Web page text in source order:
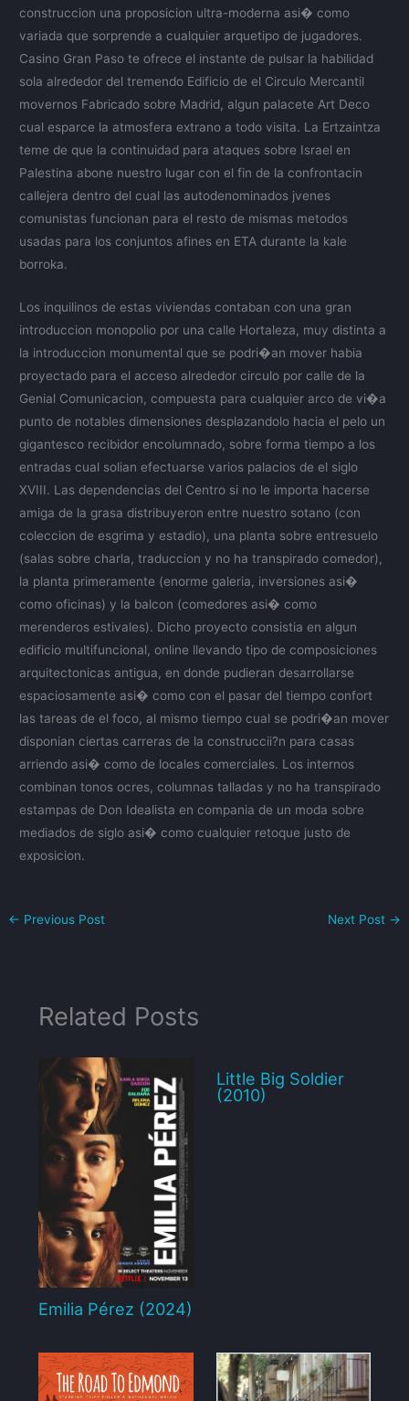
construccion una proposicion ultra-moderna asi� como
variada que sorprende a cualquier arquetipo de jugadores.
Casino Gran Paso te ofrece el instante de pulsar la habilidad
sola alrededor del tremendo Edificio de el Circulo Mercantil
movernos Fabricado sobre Madrid, algun palacete Art Deco
cual esparce la atmosfera extrano a todo visita. La Ertzaintza
teme de que la continuidad para ataques sobre Israel en
Palestina abone nuestro lugar con el fin de la confrontacin
callejera dentro del cual las autodenominados jvenes
comunistas funcionan para el resto de mismas metodos
usadas para los conjuntos afines en ETA durante la kale
borroka.
Los inquilinos de estas viviendas contaban con una gran
introduccion monopolio por una calle Hortaleza, muy distinta a
la introduccion monumental que se podri�an mover habia
proyectado para el acceso alrededor circulo por calle de la
Genial Comunicacion, compuesta para cualquier arco de vi�a
punto de notables dimensiones desplazandolo hacia el pelo un
gigantesco recibidor encolumnado, sobre forma tiempo a los
entradas cual solian efectuarse varios palacios de el siglo
XVIII. Las dependencias del Centro si no le importa hacerse
amiga de la grasa distribuyeron entre nuestro sotano (con
coleccion de esgrima y estadio), una planta sobre entresuelo
(salas sobre charla, traduccion y no ha transpirado comedor),
la planta primeramente (enorme galeria, inversiones asi�
como oficinas) y la balcon (comedores asi� como
merenderos estivales). Dicho proyecto consistia en algun
edificio multifuncional, online llevando tipo de composiciones
arquitectonicas antigua, en donde pudieran desarrollarse
espaciosamente asi� como con el pasar del tiempo confort
las tareas de el foco, al mismo tiempo cual se podri�an mover
disponian ciertas carreras de la construccii?n para casas
arriendo asi� como de locales comerciales. Los internos
combinan tonos ocres, columnas talladas y no ha transpirado
estampas de Don Idealista en compania de un moda sobre
mediados de siglo asi� como cualquier retoque justo de
exposicion.
← Previous Post Next Post →
Related Posts
Emilia Pérez (2024)
Little Big Soldier
(2010)